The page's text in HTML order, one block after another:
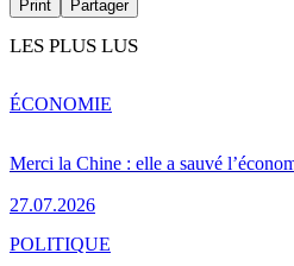
Print Partager
LES PLUS LUS
Merci la Chine : elle a sauvé
27.07.2026
ÉCONOMIE
POLITIQUE